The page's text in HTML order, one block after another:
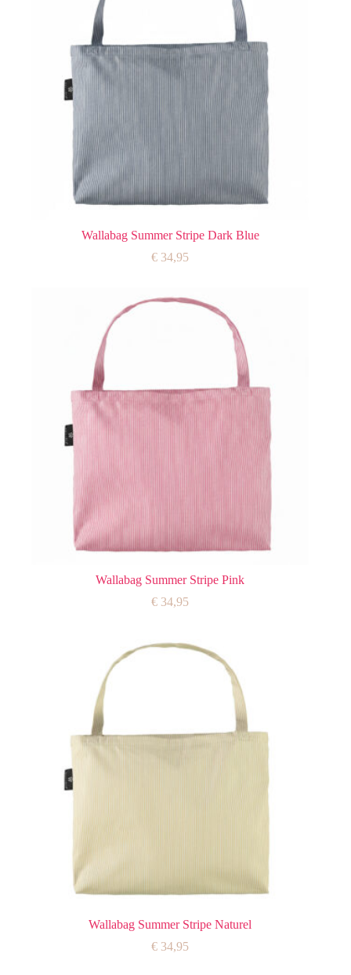
Wallabag Summer Stripe Dark Blue
€ 34,95
Wallabag Summer Stripe Pink
€ 34,95
Wallabag Summer Stripe Naturel
€ 34,95